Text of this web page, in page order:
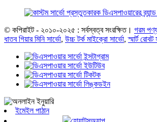
© কপিরাইট - ২০১০-২০২৫ : সর্বস্বত্ব সংরক্ষিত। গরম
ধাতব গিয়ার মিনি সার্ভো, উচ্চ টর্ক মাইক্রো সার্ভো,স্মার্ট রোবট
ইমেইল পাঠান